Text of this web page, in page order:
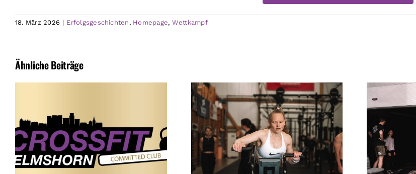
18. März 2026 | Erfolgsgeschichten , Homepage, Wettkampf
Ähnliche Beiträge